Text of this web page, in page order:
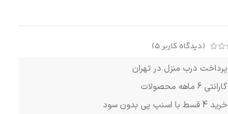
(دیدگاه کاربر 5
)
پرداخت درب منزل در تهران
گارانتی 6 ماهه محصولات
خرید 4 قسط با اسنپ پی بدون سود